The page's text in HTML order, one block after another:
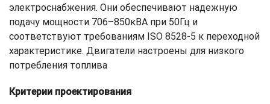
электроснабжения. Они обеспечивают надежную
подачу мощности 706–850кВА при 50Гц и
соответствуют требованиям ISO 8528-5 к переходной
характеристике. Двигатели настроены для низкого
потребления топлива
Критерии проектирования